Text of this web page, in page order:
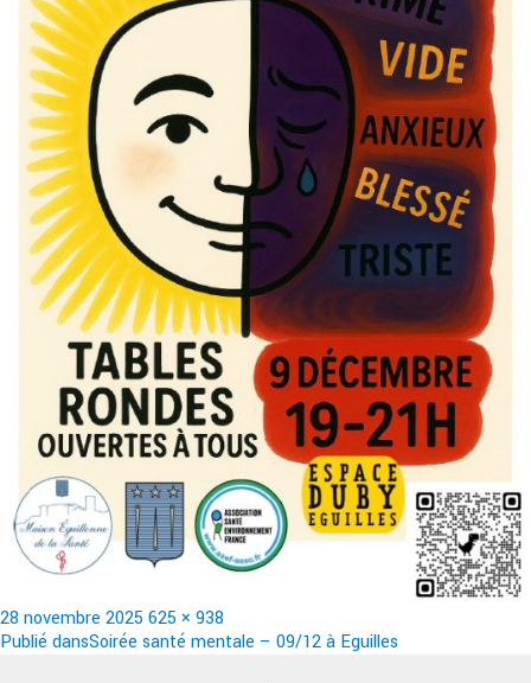
Publié
le
28 novembre 2025 Taille
réelle
625 × 938
Navigation
Publié dansSoirée santé mentale – 09/12 à Eguilles